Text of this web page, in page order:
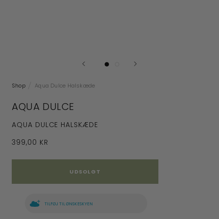
Shop Aqua Dulce Halskæde
AQUA DULCE
AQUA DULCE HALSKÆDE
399,00 KR
UDSOLGT
TILFØJ TIL ØNSKESKYEN